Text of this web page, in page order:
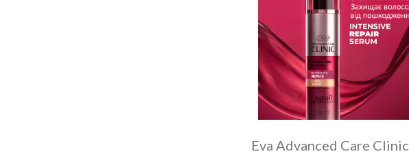
Eva Advanced Care Clinic